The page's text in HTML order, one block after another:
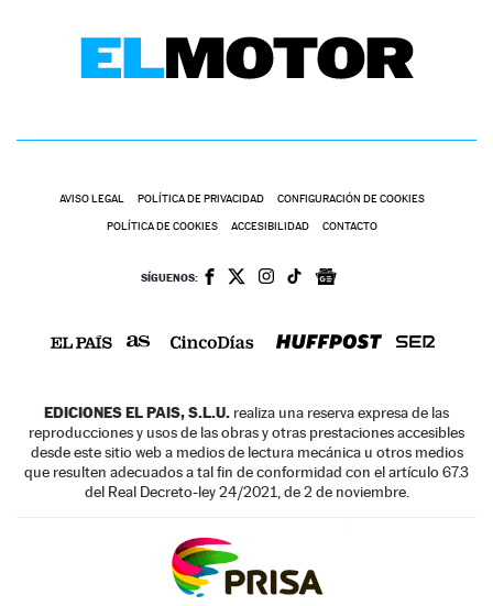
AVISO LEGAL POLÍTICA DE PRIVACIDAD CONFIGURACIÓN DE COOKIES
POLÍTICA DE COOKIES ACCESIBILIDAD CONTACTO
SÍGUENOS:
EDICIONES EL PAIS, S.L.U. realiza una reserva expresa de las
reproducciones y usos de las obras y otras prestaciones accesibles
desde este sitio web a medios de lectura mecánica u otros medios
que resulten adecuados a tal fin de conformidad con el artículo 67.3
del Real Decreto-ley 24/2021, de 2 de noviembre.